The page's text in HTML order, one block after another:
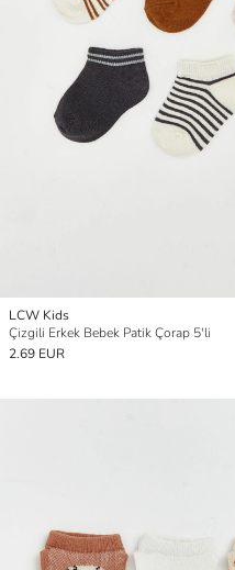
LCW Kids
Çizgili Erkek Bebek Patik Çorap 5'li
2.69 EUR